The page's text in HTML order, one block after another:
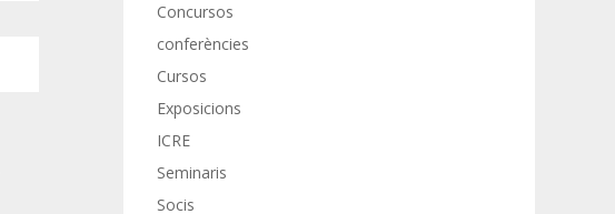
Concursos
conferències
Cursos
Exposicions
ICRE
Seminaris
Socis